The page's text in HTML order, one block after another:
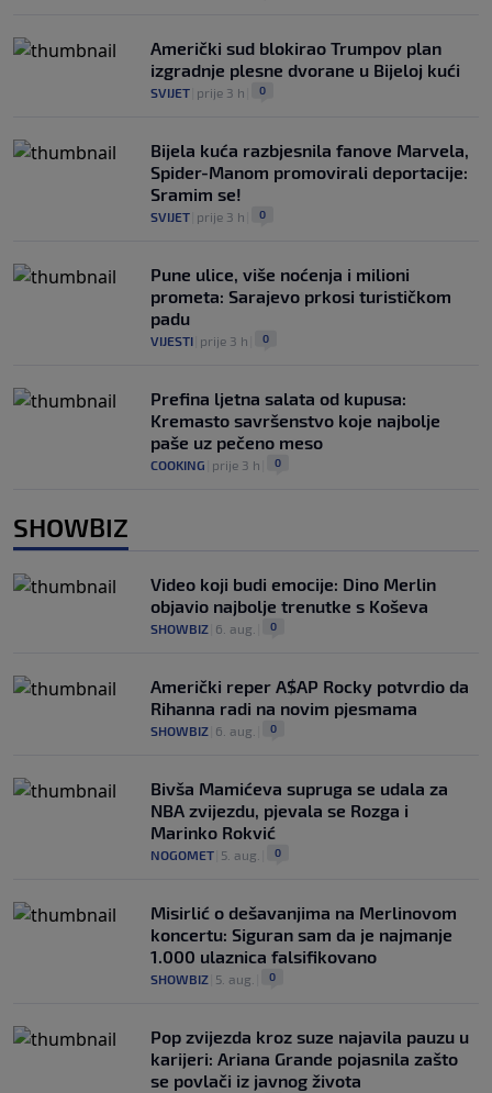
Američki sud blokirao Trumpov plan
izgradnje plesne dvorane u Bijeloj kući
SVIJET prije 3 h 0
Bijela kuća razbjesnila fanove Marvela,
Spider-Manom promovirali deportacije:
Sramim se!
SVIJET prije 3 h 0
Pune ulice, više noćenja i milioni
prometa: Sarajevo prkosi turističkom
padu
VIJESTI prije 3 h 0
Prefina ljetna salata od kupusa:
Kremasto savršenstvo koje najbolje
paše uz pečeno meso
COOKING prije 3 h 0
SHOWBIZ
Video koji budi emocije: Dino Merlin
objavio najbolje trenutke s Koševa
SHOWBIZ 6. aug. 0
Američki reper A$AP Rocky potvrdio da
Rihanna radi na novim pjesmama
SHOWBIZ 6. aug. 0
Bivša Mamićeva supruga se udala za
NBA zvijezdu, pjevala se Rozga i
Marinko Rokvić
NOGOMET 5. aug. 0
Misirlić o dešavanjima na Merlinovom
koncertu: Siguran sam da je najmanje
1.000 ulaznica falsifikovano
SHOWBIZ 5. aug. 0
Pop zvijezda kroz suze najavila pauzu u
karijeri: Ariana Grande pojasnila zašto
se povlači iz javnog života